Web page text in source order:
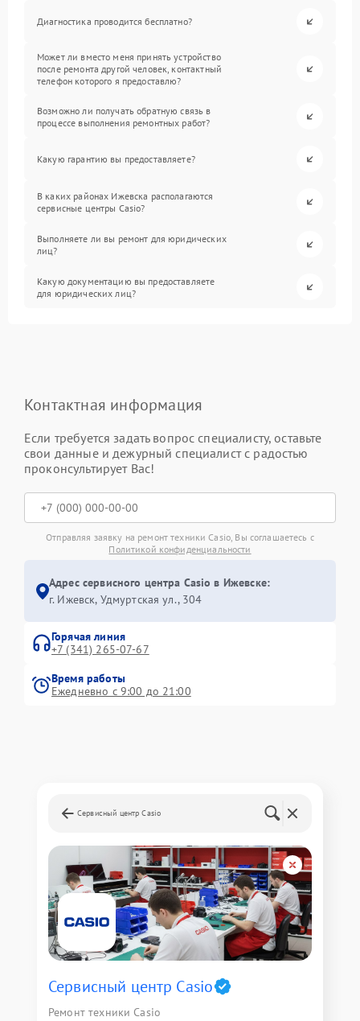
Диагностика проводится бесплатно?
Может ли вместо меня принять устройство
после ремонта другой человек, контактный
телефон которого я предоставлю?
Возможно ли получать обратную связь в
процессе выполнения ремонтных работ?
Какую гарантию вы предоставляете?
В каких районах Ижевска располагаются
сервисные центры Casio?
Выполняете ли вы ремонт для юридических
лиц?
Какую документацию вы предоставляете
для юридических лиц?
Контактная информация
Если требуется задать вопрос специалисту, оставьте
свои данные и дежурный специалист с радостью
проконсультирует Вас!
Отправляя заявку на ремонт техники Casio, Вы соглашаетесь с
Политикой конфиденциальности
Адрес сервисного центра Casio в Ижевске:
г. Ижевск, Удмуртская ул., 304
Горячая линия
+7 (341) 265-07-67
Время работы
Ежедневно с 9:00 до 21:00
Сервисный центр Casio
Сервисный центр Casio
Ремонт техники Casio